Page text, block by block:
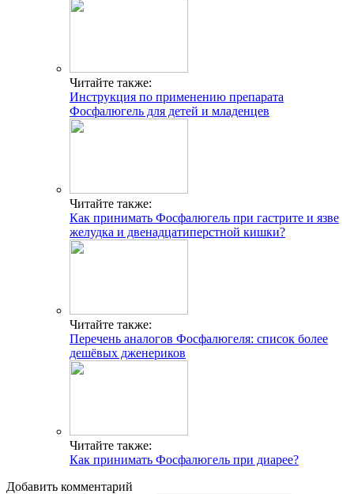
Читайте также:
Инструкция по применению препарата
Фосфалюгель для детей и младенцев
Читайте также:
Как принимать Фосфалюгель при гастрите и язве
желудка и двенадцатиперстной кишки?
Читайте также:
Перечень аналогов Фосфалюгеля: список более
дешёвых дженериков
Читайте также:
Как принимать Фосфалюгель при диарее?
Добавить комментарий